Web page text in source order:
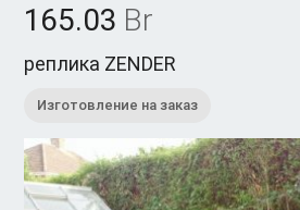
165.03 Br
реплика ZENDER
Изготовление на заказ